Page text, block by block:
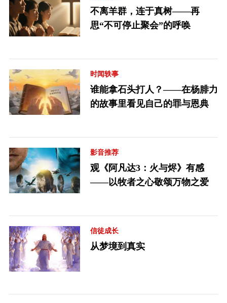
不离羊群，连于真树——再
思“不可停止聚会”的呼唤
时闻轶事
谁能拿石头打人？——在杨腓力
的故事里看见自己的罪与恩典
影音推荐
观《阿凡达3：火与烬》有感
——以牧者之心敬颂万物之爱
信徒成长
从梦境到真实